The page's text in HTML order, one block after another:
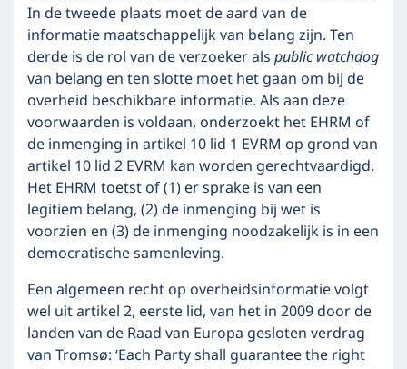
In de tweede plaats moet de aard van de
informatie maatschappelijk van belang zijn. Ten
derde is de rol van de verzoeker alspublic watchdog
van belang en ten slotte moet het gaan om bij de
overheid beschikbare informatie. Als aan deze
voorwaarden is voldaan, onderzoekt het EHRM of
de inmenging in artikel 10 lid 1 EVRM op grond van
artikel 10 lid 2 EVRM kan worden gerechtvaardigd.
Het EHRM toetst of (1) er sprake is van een
legitiem belang, (2) de inmenging bij wet is
voorzien en (3) de inmenging noodzakelijk is in een
democratische samenleving.
Een algemeen recht op overheidsinformatie volgt
wel uit artikel 2, eerste lid, van het in 2009 door de
landen van de Raad van Europa gesloten verdrag
van Tromsø: ‘Each Party shall guarantee the right